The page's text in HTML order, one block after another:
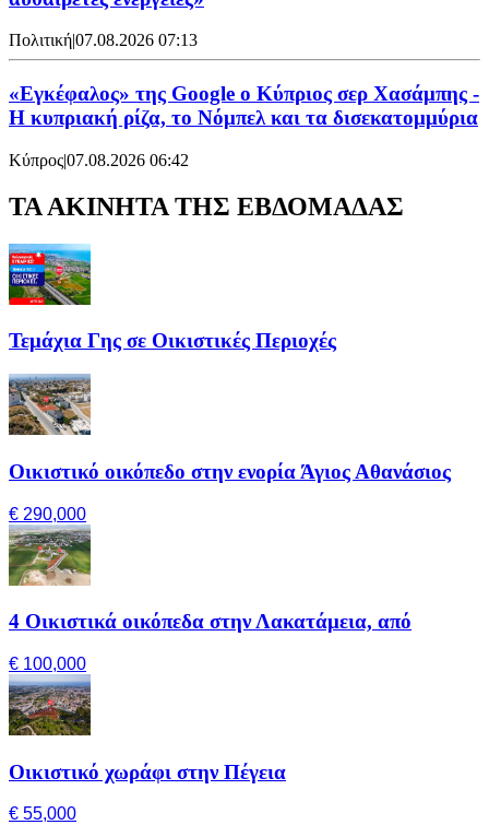
Πολιτική|07.08.2026 07:13
«Εγκέφαλος» της Google ο Κύπριος σερ Χασάμπης -
Η κυπριακή ρίζα, το Νόμπελ και τα δισεκατομμύρια
Κύπρος|07.08.2026 06:42
ΤΑ ΑΚΙΝΗΤΑ ΤΗΣ ΕΒΔΟΜΑΔΑΣ
Τεμάχια Γης σε Οικιστικές Περιοχές
Οικιστικό οικόπεδο στην ενορία Άγιος Αθανάσιος
€ 290,000
4 Οικιστικά οικόπεδα στην Λακατάμεια, από
€ 100,000
Οικιστικό χωράφι στην Πέγεια
€ 55,000